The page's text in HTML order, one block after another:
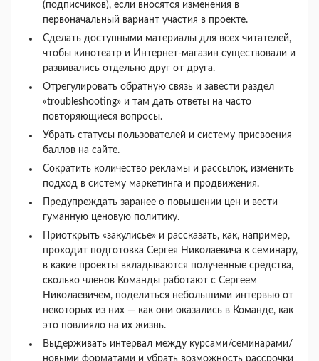
(подписчиков), если вносятся изменения в
первоначальный вариант участия в проекте.
Сделать доступными материалы для всех читателей,
чтобы кинотеатр и Интернет-магазин существовали и
развивались отдельно друг от друга.
Отрегулировать обратную связь и завести раздел
«troubleshooting» и там дать ответы на часто
повторяющиеся вопросы.
Убрать статусы пользователей и систему присвоения
баллов на сайте.
Сократить количество рекламы и рассылок, изменить
подход в систему маркетинга и продвижения.
Предупреждать заранее о повышении цен и вести
гуманную ценовую политику.
Приоткрыть «закулисье» и рассказать, как, например,
проходит подготовка Сергея Николаевича к семинару,
в какие проекты вкладываются полученные средства,
сколько членов Команды работают с Сергеем
Николаевичем, поделиться небольшими интервью от
некоторых из них — как они оказались в Команде, как
это повлияло на их жизнь.
Выдерживать интервал между курсами/семинарами/
новыми форматами и убрать возможность рассрочки